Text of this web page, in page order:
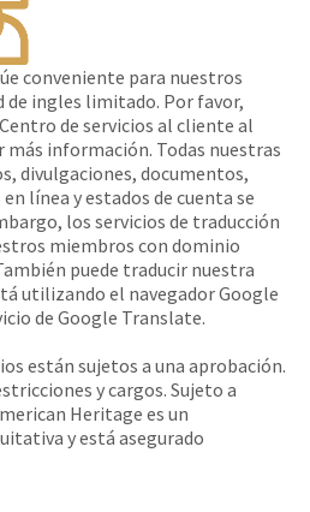
conveniente para nuestros
de ingles limitado. Por favor,
de servicios al cliente al
más información. Todas nuestras
divulgaciones, documentos,
línea y estados de cuenta se
los servicios de traducción
miembros con dominio
puede traducir nuestra
utilizando el navegador Google
de Google Translate.
están sujetos a una aprobación.
y cargos. Sujeto a
Heritage es un
y está asegurado